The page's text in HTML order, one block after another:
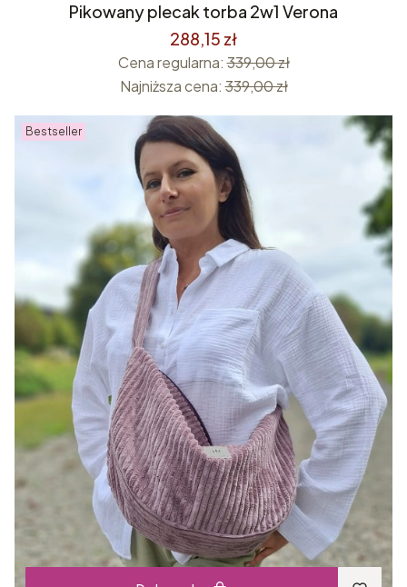
Pikowany plecak torba 2w1 Verona
288,15 zł
Cena regularna: 339,00 zł
Najniższa cena: 339,00 zł
Bestseller